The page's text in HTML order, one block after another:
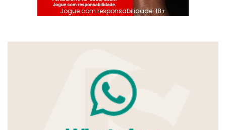
Jogue com responsabilidade. 18+